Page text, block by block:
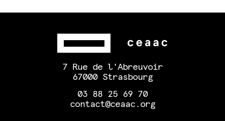
7 Rue de l'Abreuvoir
67000 Strasbourg
03 88 25 69 70
contact@ceaac.org